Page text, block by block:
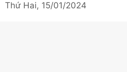
Thứ Hai, 15/01/2024